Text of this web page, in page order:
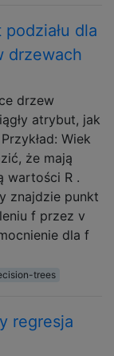
dla
drzewach
drzew
atrybut, jak
Wiek
że mają
wartości R .
znajdzie punkt
f przez v
dla f
trees
regresja